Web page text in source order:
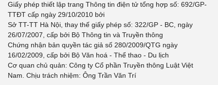
Giấy phép thiết lập trang Thông tin điện tử tổng hợp số: 692/GP-
TTĐT cấp ngày 29/10/2010 bởi
Sở TT-TT Hà Nội, thay thế giấy phép số: 322/GP - BC, ngày
26/07/2007, cấp bởi Bộ Thông tin và Truyền thông
Chứng nhận bản quyền tác giả số 280/2009/QTG ngày
16/02/2009, cấp bởi Bộ Văn hoá - Thể thao - Du lịch
Cơ quan chủ quản: Công ty Cổ phần Truyền thông Luật Việt
Nam. Chịu trách nhiệm: Ông Trần Văn Trí